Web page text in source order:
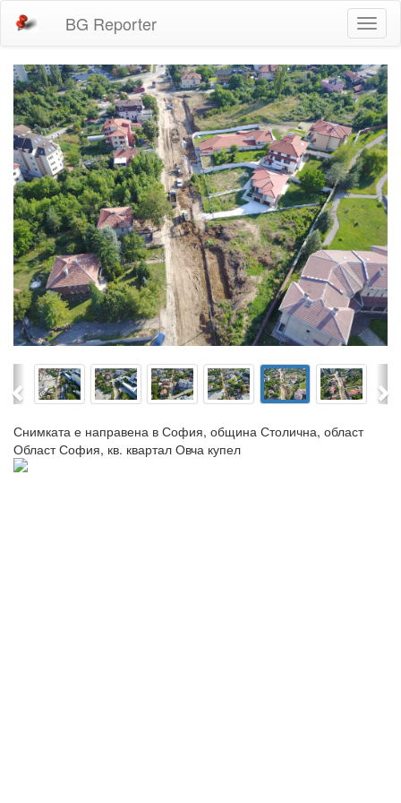
BG Reporter
Previous
Снимката е направена в София, община Столична, област
Област София, кв. квартал Овча купел